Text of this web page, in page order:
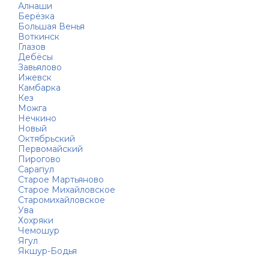
Алнаши
Берёзка
Большая Венья
Воткинск
Глазов
Дебёсы
Завьялово
Ижевск
Камбарка
Кез
Можга
Нечкино
Новый
Октябрьский
Первомайский
Пирогово
Сарапул
Старое Мартьяново
Старое Михайловское
Старомихайловское
Ува
Хохряки
Чемошур
Ягул
Якшур-Бодья